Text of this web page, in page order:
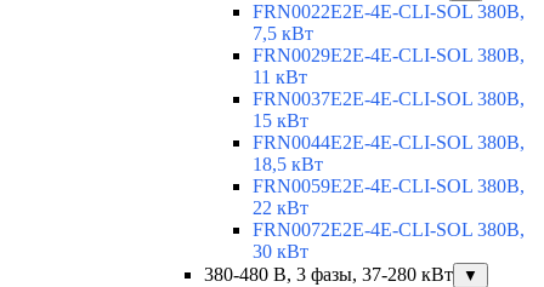
FRN0022E2E-4E-CLI-SOL 380В,
7,5 кВт
FRN0029E2E-4E-CLI-SOL 380В,
11 кВт
FRN0037E2E-4E-CLI-SOL 380В,
15 кВт
FRN0044E2E-4E-CLI-SOL 380В,
18,5 кВт
FRN0059E2E-4E-CLI-SOL 380В,
22 кВт
FRN0072E2E-4E-CLI-SOL 380В,
30 кВт
380-480 В, 3 фазы, 37-280 кВт
▼